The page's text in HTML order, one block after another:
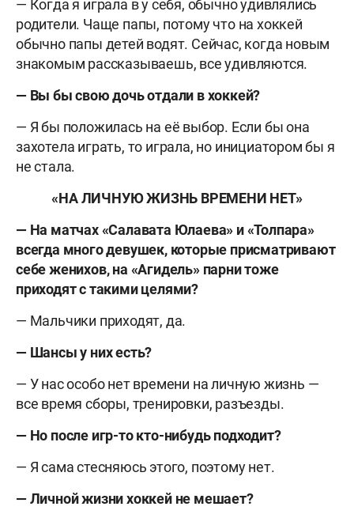
— Когда я играла в у себя, обычно удивлялись
родители. Чаще папы, потому что на хоккей
обычно папы детей водят. Сейчас, когда новым
знакомым рассказываешь, все удивляются.
— Вы бы свою дочь отдали в хоккей?
— Я бы положилась на её выбор. Если бы она
захотела играть, то играла, но инициатором бы я
не стала.
«НА ЛИЧНУЮ ЖИЗНЬ ВРЕМЕНИ НЕТ»
— На матчах «Салавата Юлаева» и «Толпара»
всегда много девушек, которые присматривают
себе женихов, на «Агидель» парни тоже
приходят с такими целями?
— Мальчики приходят, да.
— Шансы у них есть?
— У нас особо нет времени на личную жизнь —
все время сборы, тренировки, разъезды.
— Но после игр-то кто-нибудь подходит?
— Я сама стесняюсь этого, поэтому нет.
— Личной жизни хоккей не мешает?